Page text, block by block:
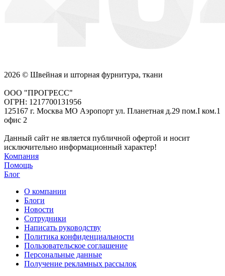
2026 © Швейная и шторная фурнитура, ткани
ООО "ПРОГРЕСС"
ОГРН: 1217700131956
125167 г. Москва МО Аэропорт ул. Планетная д.29 пом.I ком.1
офис 2
Данный сайт не является публичной офертой и носит
исключительно информационный характер!
Компания
Помощь
Блог
О компании
Блоги
Новости
Сотрудники
Написать руководству
Политика конфиденциальности
Пользовательское соглашение
Персональные данные
Получение рекламных рассылок